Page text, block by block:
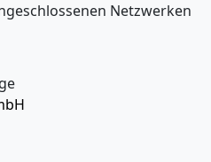
Netzwerken